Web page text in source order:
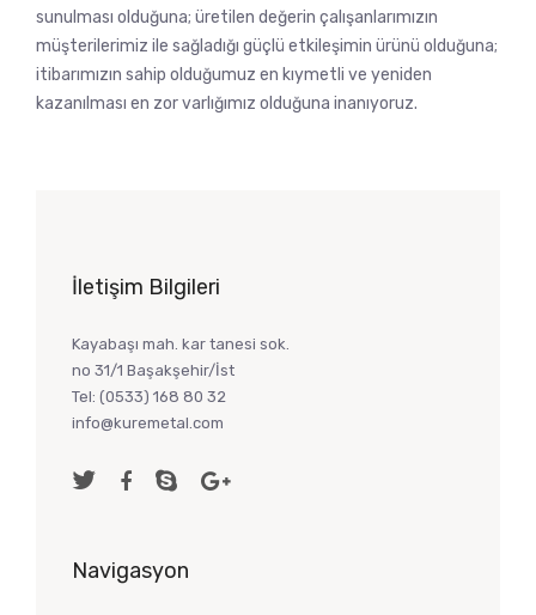
sunulması olduğuna; üretilen değerin çalışanlarımızın
müşterilerimiz ile sağladığı güçlü etkileşimin ürünü olduğuna;
itibarımızın sahip olduğumuz en kıymetli ve yeniden
kazanılması en zor varlığımız olduğuna inanıyoruz.
İletişim Bilgileri
Kayabaşı mah. kar tanesi sok.
no 31/1 Başakşehir/İst
Tel: (0533) 168 80 32
info@kuremetal.com
Navigasyon